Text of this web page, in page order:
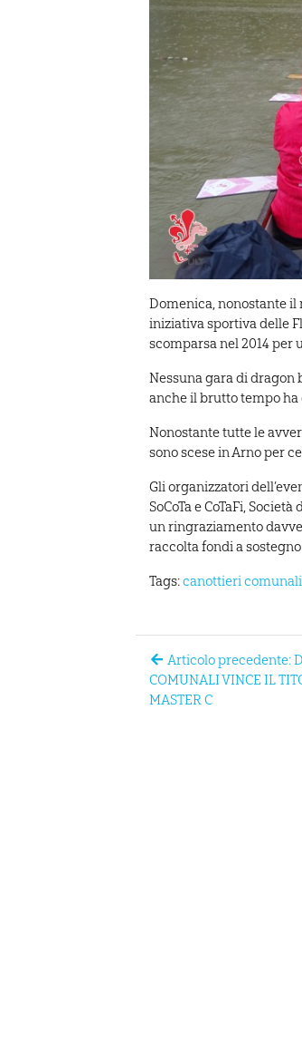
Domenica, nonostante il
iniziativa sportiva delle
scomparsa nel 2014 per
Nessuna gara di dragon
anche il brutto tempo
Nonostante tutte le
sono scese in Arno per
Gli organizzatori
SoCoTa e CoTaFi,
un ringraziamento
raccolta fondi a
Tags:canottieri
Articolo precedente:
COMUNALI VINCE IL
MASTER C